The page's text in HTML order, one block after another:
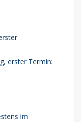
erster Termin:
im